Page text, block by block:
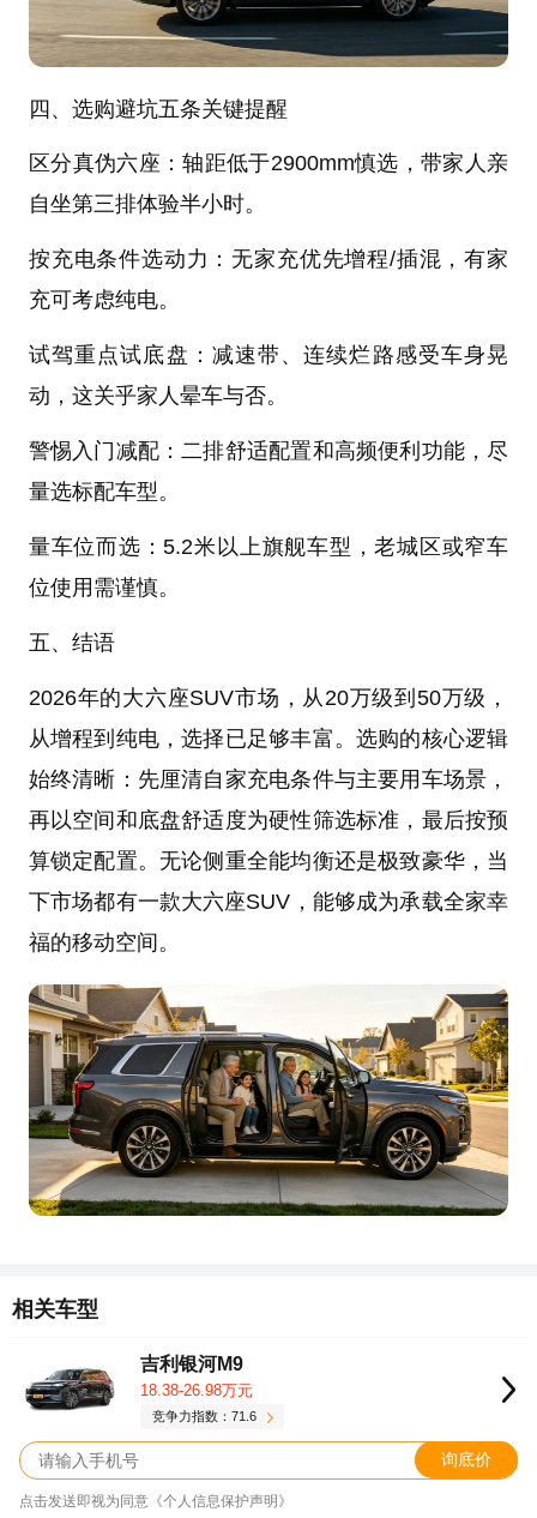
四、选购避坑五条关键提醒
区分真伪六座：轴距低于2900mm慎选，带家人亲
自坐第三排体验半小时。
按充电条件选动力：无家充优先增程/插混，有家
充可考虑纯电。
试驾重点试底盘：减速带、连续烂路感受车身晃
动，这关乎家人晕车与否。
警惕入门减配：二排舒适配置和高频便利功能，尽
量选标配车型。
量车位而选：5.2米以上旗舰车型，老城区或窄车
位使用需谨慎。
五、结语
2026年的大六座SUV市场，从20万级到50万级，
从增程到纯电，选择已足够丰富。选购的核心逻辑
始终清晰：先厘清自家充电条件与主要用车场景，
再以空间和底盘舒适度为硬性筛选标准，最后按预
算锁定配置。无论侧重全能均衡还是极致豪华，当
下市场都有一款大六座SUV，能够成为承载全家幸
福的移动空间。
相关车型
吉利银河M9
18.38-26.98万元
竞争力指数：71.6
询底价
点击发送即视为同意《个人信息保护声明》